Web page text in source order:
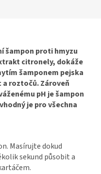
šampon proti hmyzu
citronely, dokáže
šamponem pejska
roztočů. Zároveň
pH je šampon
je pro všechna
Masírujte dokud
sekund působit a